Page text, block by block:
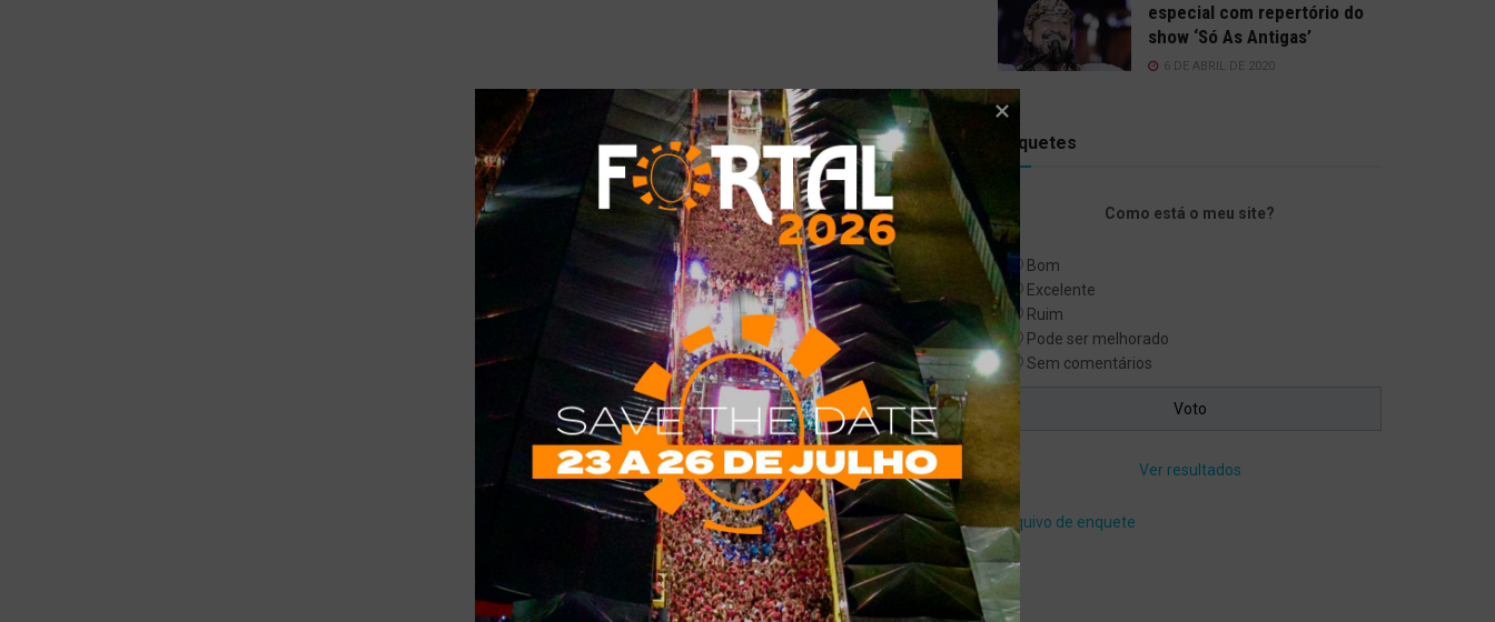
especial com repertório do
show ‘Só As Antigas’
6 DE ABRIL DE 2020
Enquetes
Como está o meu site?
Bom
Excelente
Ruim
Pode ser melhorado
Sem comentários
Ver resultados
Arquivo de enquete